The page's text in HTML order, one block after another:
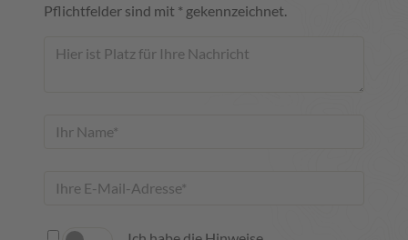
Pflichtfelder sind mit * gekennzeichnet.